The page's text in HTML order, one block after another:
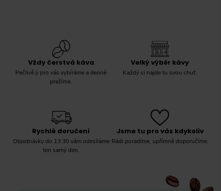
Vždy čerstvá káva
Pečlivě ji pro vás vybíráme a denně
pražíme.
Velký výběr kávy
Každý si najde tu svou chuť.
Rychlé doručení
Objednávky do 13:30 vám odesíláme
ten samý den.
Jsme tu pro vás kdykoliv
Rádi poradíme, upřímně doporučíme.